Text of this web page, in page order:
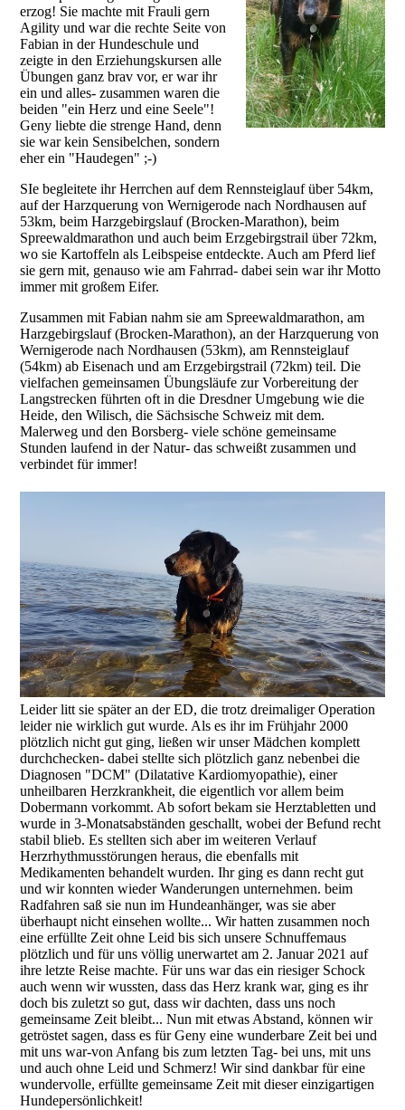
erzog! Sie machte mit Frauli gern
Agility und war die rechte Seite von
Fabian in der Hundeschule und
zeigte in den Erziehungskursen alle
Übungen ganz brav vor, er war ihr
ein und alles- zusammen waren die
beiden "ein Herz und eine Seele"!
Geny liebte die strenge Hand, denn
sie war kein Sensibelchen, sondern
eher ein "Haudegen" ;-)
SIe begleitete ihr Herrchen auf dem Rennsteiglauf über 54km,
auf der Harzquerung von Wernigerode nach Nordhausen auf
53km, beim Harzgebirgslauf (Brocken-Marathon), beim
Spreewaldmarathon und auch beim Erzgebirgstrail über 72km,
wo sie Kartoffeln als Leibspeise entdeckte. Auch am Pferd lief
sie gern mit, genauso wie am Fahrrad- dabei sein war ihr Motto
immer mit großem Eifer.
Zusammen mit Fabian nahm sie am Spreewaldmarathon, am
Harzgebirgslauf (Brocken-Marathon), an der Harzquerung von
Wernigerode nach Nordhausen (53km), am Rennsteiglauf
(54km) ab Eisenach und am Erzgebirgstrail (72km) teil. Die
vielfachen gemeinsamen Übungsläufe zur Vorbereitung der
Langstrecken führten oft in die Dresdner Umgebung wie die
Heide, den Wilisch, die Sächsische Schweiz mit dem.
Malerweg und den Borsberg- viele schöne gemeinsame
Stunden laufend in der Natur- das schweißt zusammen und
verbindet für immer!
Leider litt sie später an der ED, die trotz dreimaliger Operation
leider nie wirklich gut wurde. Als es ihr im Frühjahr 2000
plötzlich nicht gut ging, ließen wir unser Mädchen komplett
durchchecken- dabei stellte sich plötzlich ganz nebenbei die
Diagnosen "DCM" (Dilatative Kardiomyopathie), einer
unheilbaren Herzkrankheit, die eigentlich vor allem beim
Dobermann vorkommt. Ab sofort bekam sie Herztabletten und
wurde in 3-Monatsabständen geschallt, wobei der Befund recht
stabil blieb. Es stellten sich aber im weiteren Verlauf
Herzrhythmusstörungen heraus, die ebenfalls mit
Medikamenten behandelt wurden. Ihr ging es dann recht gut
und wir konnten wieder Wanderungen unternehmen. beim
Radfahren saß sie nun im Hundeanhänger, was sie aber
überhaupt nicht einsehen wollte... Wir hatten zusammen noch
eine erfüllte Zeit ohne Leid bis sich unsere Schnuffemaus
plötzlich und für uns völlig unerwartet am 2. Januar 2021 auf
ihre letzte Reise machte. Für uns war das ein riesiger Schock
auch wenn wir wussten, dass das Herz krank war, ging es ihr
doch bis zuletzt so gut, dass wir dachten, dass uns noch
gemeinsame Zeit bleibt... Nun mit etwas Abstand, können wir
getröstet sagen, dass es für Geny eine wunderbare Zeit bei und
mit uns war-von Anfang bis zum letzten Tag- bei uns, mit uns
und auch ohne Leid und Schmerz! Wir sind dankbar für eine
wundervolle, erfüllte gemeinsame Zeit mit dieser einzigartigen
Hundepersönlichkeit!